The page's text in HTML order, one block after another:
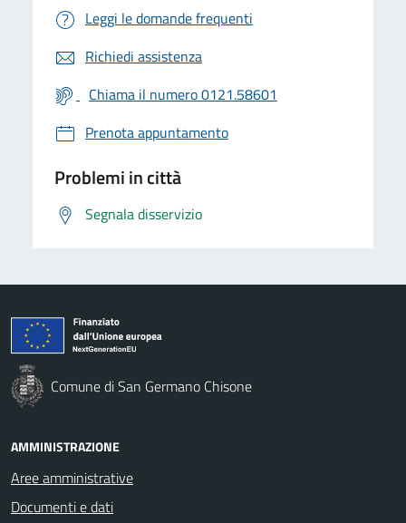
Leggi le domande frequenti
Richiedi assistenza
Chiama il numero 0121.58601
Prenota appuntamento
Problemi in città
Segnala disservizio
Comune di San Germano Chisone
AMMINISTRAZIONE
Aree amministrative
Documenti e dati